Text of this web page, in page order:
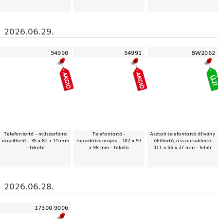
2026.06.29.
54990
Telefontartó - műszerfalra
rögzíthető - 35 x 82 x 15 mm
- fekete
54991
Telefontartó -
tapadókorongos - 102 x 97
x 98 mm - fekete
BW2062
Asztali telefontartó állvány
- állítható, összecsukható -
111 x 66 x 27 mm - fehér
2026.06.28.
17300-9006